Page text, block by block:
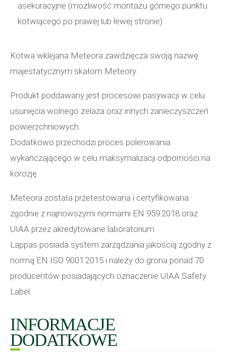
asekuracyjne (możliwość montażu górnego punktu
kotwiącego po prawej lub lewej stronie)
Kotwa wklejana Meteora zawdzięcza swoją nazwę
majestatycznym skałom Meteory.
Produkt poddawany jest procesowi pasywacji w celu
usunięcia wolnego żelaza oraz innych zanieczyszczeń
powierzchniowych.
Dodatkowo przechodzi proces polerowania
wykańczającego w celu maksymalizacji odporności na
korozję.
Meteora została przetestowana i certyfikowana
zgodnie z najnowszymi normami EN 959:2018 oraz
UIAA przez akredytowane laboratorium.
Lappas posiada system zarządzania jakością zgodny z
normą EN ISO 9001:2015 i należy do grona ponad 70
producentów posiadających oznaczenie UIAA Safety
Label.
INFORMACJE
DODATKOWE